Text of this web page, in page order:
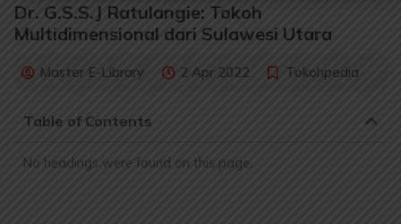
Dr. G.S.S.J Ratulangie: Tokoh
Multidimensional dari Sulawesi Utara
Master E-Library 2 Apr 2022 Tokohpedia
Table of Contents
No headings were found on this page.